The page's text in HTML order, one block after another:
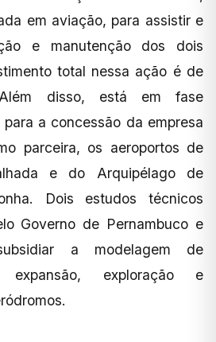
em aviação, para assistir e
e manutenção dos dois
total nessa ação é de
disso, está em fase
a concessão da empresa
parceira, os aeroportos de
e do Arquipélago de
Dois estudos técnicos
Governo de Pernambuco e
a modelagem de
expansão, exploração e